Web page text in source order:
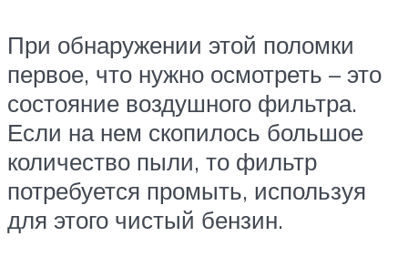
При обнаружении этой поломки
первое, что нужно осмотреть – это
состояние воздушного фильтра.
Если на нем скопилось большое
количество пыли, то фильтр
потребуется промыть, используя
для этого чистый бензин.